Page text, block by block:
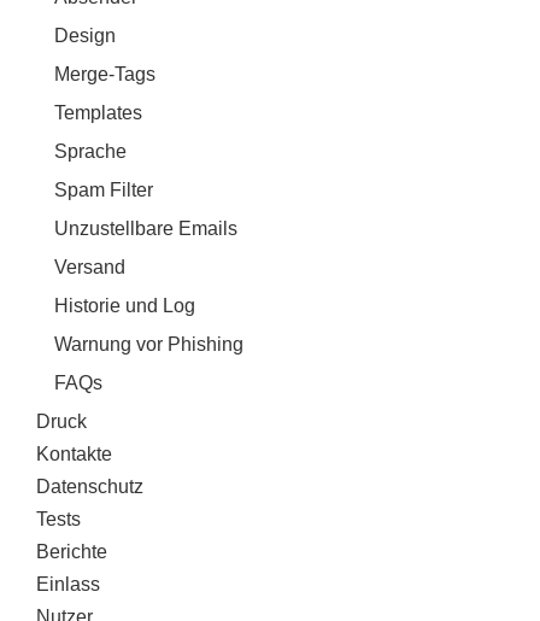
Design
Merge-Tags
Templates
Sprache
Spam Filter
Unzustellbare Emails
Versand
Historie und Log
Warnung vor Phishing
FAQs
Druck
Kontakte
Datenschutz
Tests
Berichte
Einlass
Nutzer